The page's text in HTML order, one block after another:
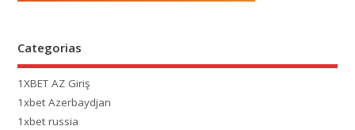
Categorias
1XBET AZ Giriş
1xbet Azerbaydjan
1xbet russia